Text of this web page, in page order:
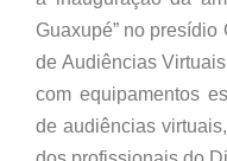
Guaxupé” no presídio
de Audiências
com equipamentos
de audiências